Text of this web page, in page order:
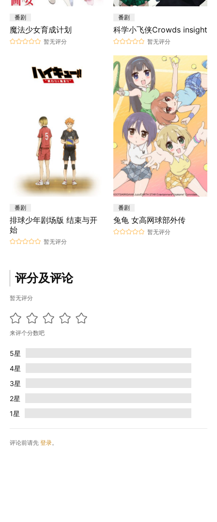
番剧
魔法少女育成计划
暂无评分
番剧
科学小飞侠Crowds insight
暂无评分
番剧
排球少年剧场版 结束与开
始
暂无评分
番剧
兔龟 女高网球部外传
暂无评分
评分及评论
暂无评分
来评个分数吧
5星
4星
3星
2星
1星
评论前请先 登录。